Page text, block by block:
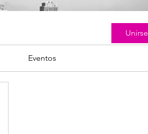
Unirse
Eventos